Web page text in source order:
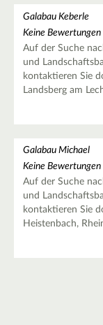
Galabau Keberle
Keine Bewertungen
Auf der Suche
und
kontaktieren Sie
Landsberg am
Galabau Michael
Keine Bewertungen
Auf der Suche
und
kontaktieren Sie
Heistenbach,